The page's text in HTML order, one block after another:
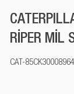
RİPER MİL
CAT-85CK30008964